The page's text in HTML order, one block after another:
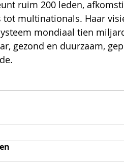
ruim 200 leden,
tot multinationals. Haar
mondiaal tien
gezond en duurzaam,